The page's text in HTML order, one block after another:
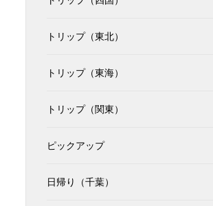
トリップ（東北）
トリップ（東海）
トリップ（関東）
ピックアップ
日帰り（千葉）